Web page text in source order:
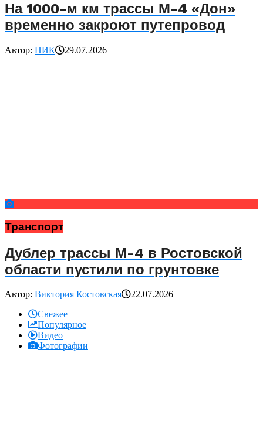
На 1000-м км трассы М-4 «Дон»
временно закроют путепровод
Автор: ПИК 29.07.2026
Транспорт
Дублер трассы М-4 в Ростовской
области пустили по грунтовке
Автор: Виктория Костовская
22.07.2026
Свежее
Популярное
Видео
Фотографии